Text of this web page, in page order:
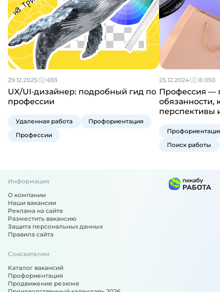
29.12.2025 693
UX/UI‑дизайнер: подробный гид по
профессии
Удаленная работа
Профориентация
Профессии
25.12.2024 8 050
Профессия —
обязанности,
перспективы
Поиск работы
Информация
О компании
Наши вакансии
Реклама на сайте
Разместить вакансию
Защита персональных данных
Правила сайта
Соискателям
Каталог вакансий
Профориентация
Продвижение резюме